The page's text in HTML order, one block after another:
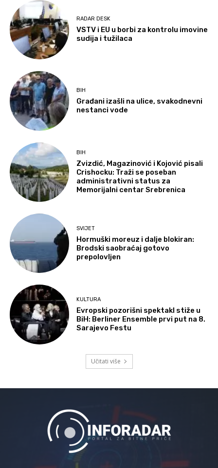
RADAR DESK
VSTV i EU u borbi za kontrolu imovine
sudija i tužilaca
BIH
Građani izašli na ulice, svakodnevni
nestanci vode
BIH
Zvizdić, Magazinović i Kojović pisali
Crishocku: Traži se poseban
administrativni status za
Memorijalni centar Srebrenica
SVIJET
Hormuški moreuz i dalje blokiran:
Brodski saobraćaj gotovo
prepolovljen
KULTURA
Evropski pozorišni spektakl stiže u
BiH: Berliner Ensemble prvi put na 8.
Sarajevo Festu
Učitati više